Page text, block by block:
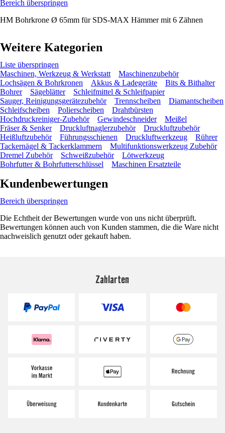
Bereich überspringen
HM Bohrkrone Ø 65mm für SDS-MAX Hämmer mit 6 Zähnen
Weitere Kategorien
Liste überspringen
Maschinen, Werkzeug & Werkstatt
Maschinenzubehör
Lochsägen & Bohrkronen
Akkus & Ladegeräte
Bits & Bithalter
Bohrer
Sägeblätter
Schleifmittel & Schleifpapier
Sauger, Reinigungsgerätezubehör
Trennscheiben
Diamantscheiben
Schleifscheiben
Polierscheiben
Drahtbürsten
Hochdruckreiniger-Zubehör
Gewindeschneider
Meißel
Fräser & Senker
Druckluftnaglerzubehör
Druckluftzubehör
Heißluftzubehör
Führungsschienen Druckluftwerkzeug
Rührer
Tackernägel & Tackerklammern
Multifunktionswerkzeug Zubehör
Dremel Zubehör
Schweißzubehör
Lötwerkzeug
Bohrfutter & Bohrfutterschlüssel
Maschinen Ersatzteile
Kundenbewertungen
Bereich überspringen
Die Echtheit der Bewertungen wurde von uns nicht überprüft.
Bewertungen können auch von Kunden stammen, die die Ware nicht
nachweislich genutzt oder gekauft haben.
Zahlarten